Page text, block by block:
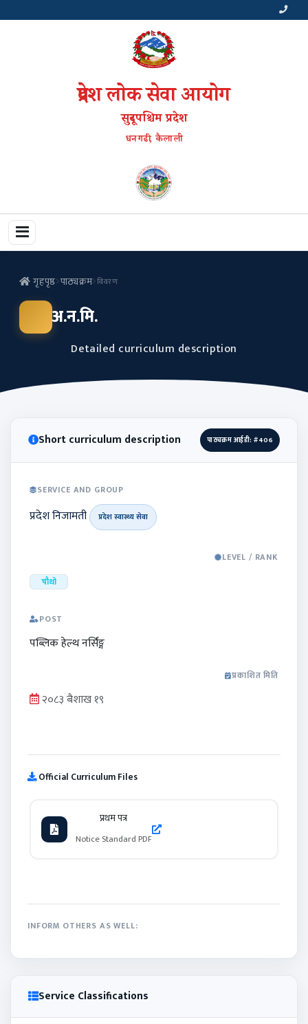
प्रदेश लोक सेवा आयोग
सुदूरपश्चिम प्रदेश
धनगढी, कैलाली
गृहपृष्ठ पाठ्यक्रम विवरण
अ‍‍.न.मि.
Detailed curriculum description
Short curriculum description पाठ्यक्रम आईडी: #406
SERVICE AND GROUP
प्रदेश निजामती प्रदेश स्वास्थ्य सेवा
LEVEL / RANK
चौथो
POST
पब्लिक हेल्थ नर्सिंङ्ग
प्रकाशित मिति
२०८३ बैशाख १९
Official Curriculum Files
प्रथम पत्र
Notice Standard PDF
INFORM OTHERS AS WELL:
Service Classifications